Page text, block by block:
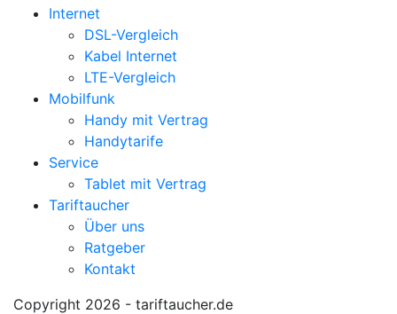
Internet
DSL-Vergleich
Kabel Internet
LTE-Vergleich
Mobilfunk
Handy mit Vertrag
Handytarife
Service
Tablet mit Vertrag
Tariftaucher
Über uns
Ratgeber
Kontakt
Copyright 2026 - tariftaucher.de